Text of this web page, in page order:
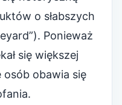
o słabszych
Ponieważ
się większej
osób obawia się